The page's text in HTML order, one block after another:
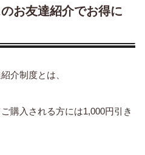
お友達紹介でお得に
介制度とは、
購入される方には1,000円引き